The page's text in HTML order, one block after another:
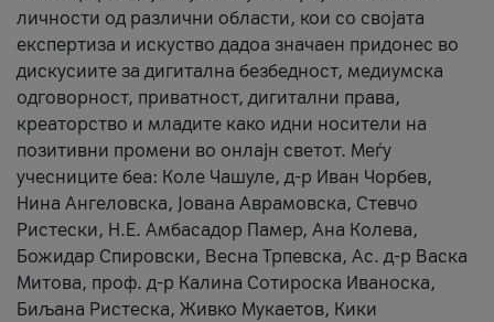
личности од различни области, кои со својата
експертиза и искуство дадоа значаен придонес во
дискусиите за дигитална безбедност, медиумска
одговорност, приватност, дигитални права,
креаторство и младите како идни носители на
позитивни промени во онлајн светот. Меѓу
учесниците беа: Коле Чашуле, д-р Иван Чорбев,
Нина Ангеловска, Јована Аврамовска, Стевчо
Ристески, Н.Е. Амбасадор Памер, Ана Колева,
Божидар Спировски, Весна Трпевска, Ас. д-р Васка
Митова, проф. д-р Калина Сотироска Иваноска,
Биљана Ристеска, Живко Мукаетов, Кики